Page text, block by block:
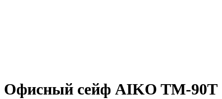
Офисный сейф AIKO TM-90T